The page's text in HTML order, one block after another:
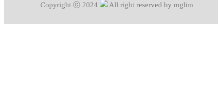
Copyright ⓒ 2024 All right reserved by mglim